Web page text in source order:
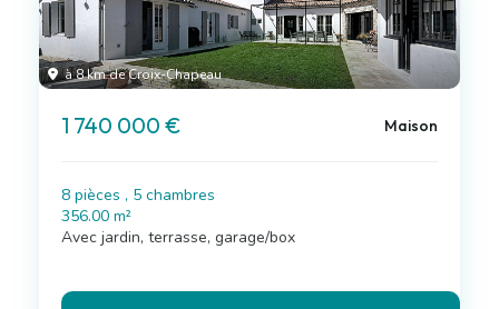
à 8 km de Croix-Chapeau
1 740 000 € Maison
8 pièces , 5 chambres
356.00 m²
Avec jardin, terrasse, garage/box